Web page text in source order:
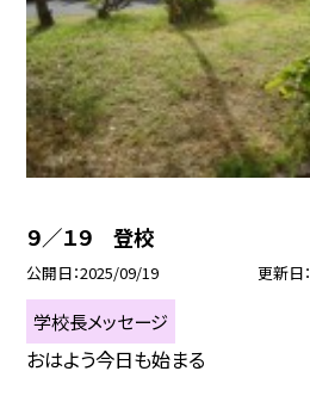
９／１９ 登校
公開日 2025/09/19 更新日
学校長メッセージ
おはよう今日も始まる